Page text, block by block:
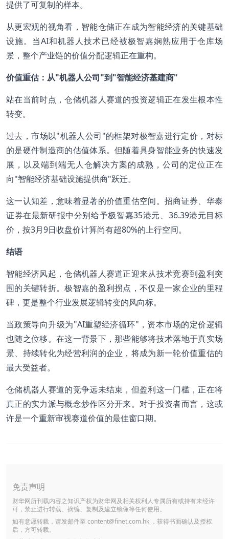
提供了可复制的样本。
从更宏观的视角看，智能仓储正在成为智能经济的关键基础
设施。当AI和机器人技术已经被极智嘉娴熟应用于仓库场
景，整个产业链的价值分配逻辑正在重构。
价值重估：从"机器人公司"到"智能经济基建商"
站在当前时点，仓储机器人赛道的投资逻辑正在发生根本性
转变。
过去，市场以"机器人公司"的框架对极智嘉进行定价，对标
的是硬件制造商的估值体系。但随着具身智能业务的快速发
展，以及端到端无人仓解决方案的成熟，公司的定位正在
向"智能经济基础设施提供商"跃迁。
这一认知差，意味着显著的价值重估空间。招商证券、华泰
证券在最新研报中分别给予极智嘉35港元、36.39港元目标
价，按3月9日收盘价计算尚有超80%的上行空间。
结语
智能经济风起，仓储机器人赛道正迎来从技术竞赛到盈利突
围的关键转折。极智嘉的盈利拐点，不仅是一家企业的里程
碑，更是整个行业发展逻辑转变的风向标。
当政策导向升级为"AI重塑经济循环"，资本市场的定价逻辑
也随之位移。在这一背景下，那些能够将技术落地于真实场
景、持续转化为经营利润的企业，将成为新一轮价值重估的
最大受益者。
仓储机器人赛道的竞争远未结束，但盈利这一门槛，正在将
真正的实力派与概念炒作区分开来。对于投资者而言，这或
许是一个重新审视赛道价值的最佳窗口期。
免责声明
财华网所刊载内容之知识产权为财华网及相关权利人专属所有或持有未经许
可，禁止进行转载、摘编、复制及建立镜像等任何使用。
如有意愿转载，请发邮件至 content@finet.com.hk ，获得书面确认及授权
后，方可转载。